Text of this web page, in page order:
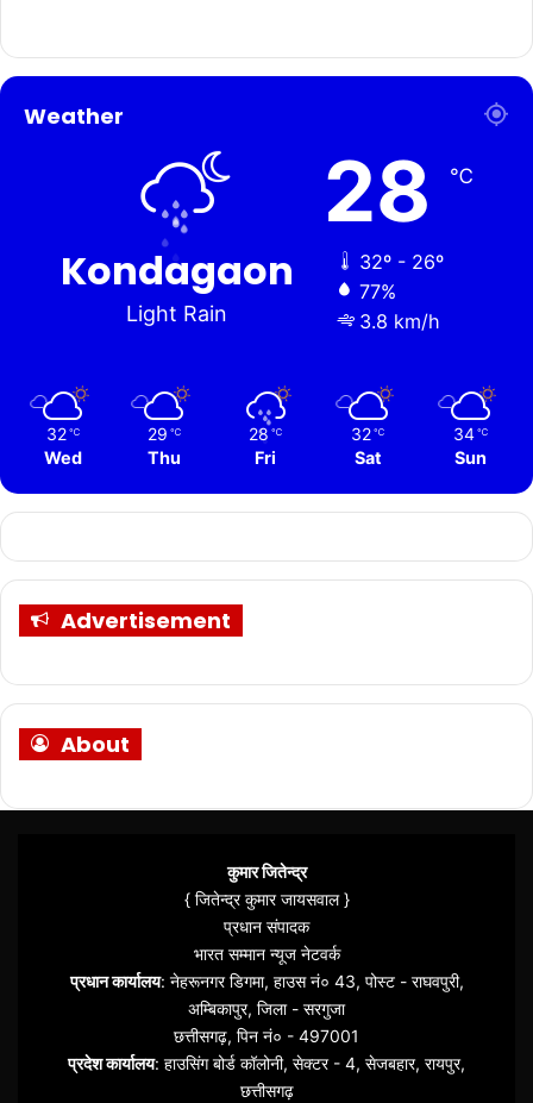
Weather
Kondagaon
Light Rain
28 ℃
32º - 26º
77%
3.8 km/h
32 ℃
Wed
29 ℃
Thu
28 ℃
Fri
32 ℃
Sat
34 ℃
Sun
Advertisement
About
कुमार जितेन्द्र
{ जितेन्द्र कुमार जायसवाल }
प्रधान संपादक
भारत सम्मान न्यूज नेटवर्क
प्रधान कार्यालय: नेहरूनगर डिगमा, हाउस नं० 43, पोस्ट - राघवपुरी,
अम्बिकापुर, जिला - सरगुजा
छत्तीसगढ़, पिन नं० - 497001
प्रदेश कार्यालय: हाउसिंग बोर्ड कॉलोनी, सेक्टर - 4, सेजबहार, रायपुर,
छत्तीसगढ़